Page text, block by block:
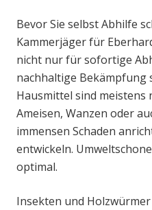
Bevor Sie selbst Abhilfe
Kammerjäger für
nicht nur für sofortige
nachhaltige Bekämpfung
Hausmittel sind meistens
Ameisen, Wanzen oder
immensen Schaden
entwickeln.
optimal.
Insekten und